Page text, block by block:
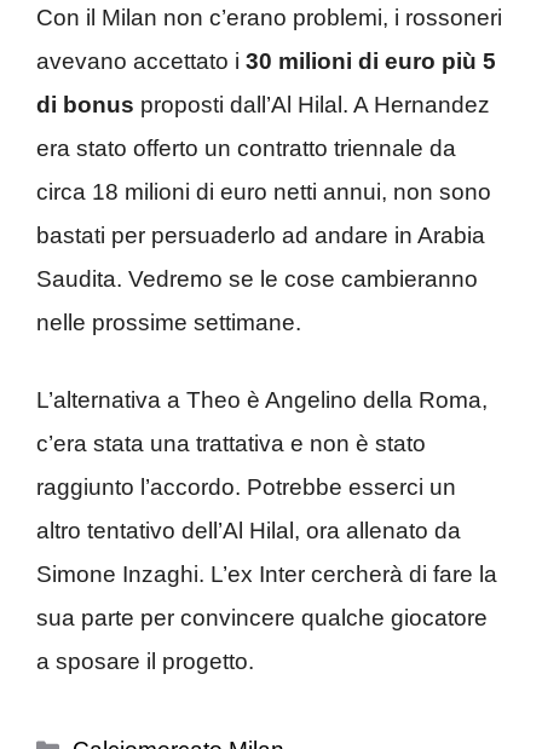
Con il Milan non c’erano problemi, i rossoneri
avevano accettato i 30 milioni di euro più 5
di bonus proposti dall’Al Hilal. A Hernandez
era stato offerto un contratto triennale da
circa 18 milioni di euro netti annui, non sono
bastati per persuaderlo ad andare in Arabia
Saudita. Vedremo se le cose cambieranno
nelle prossime settimane.
L’alternativa a Theo è Angelino della Roma,
c’era stata una trattativa e non è stato
raggiunto l’accordo. Potrebbe esserci un
altro tentativo dell’Al Hilal, ora allenato da
Simone Inzaghi. L’ex Inter cercherà di fare la
sua parte per convincere qualche giocatore
a sposare il progetto.